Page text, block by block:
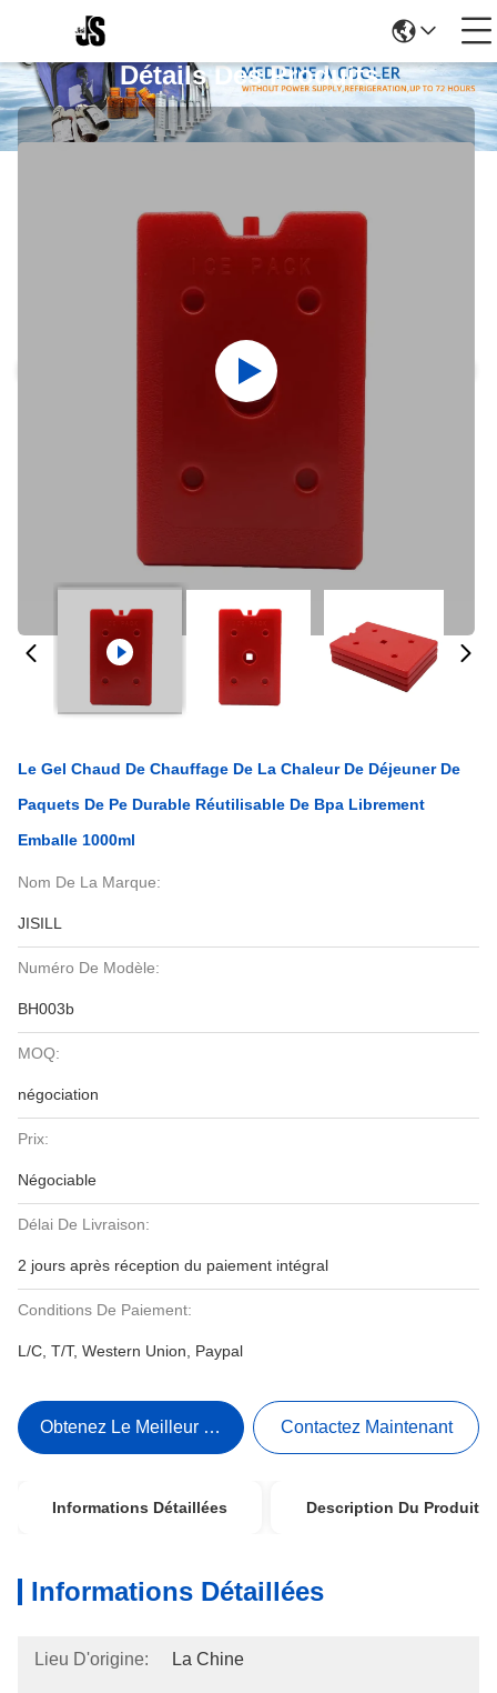
Détails Des Produits
Le Gel Chaud De Chauffage De La Chaleur De Déjeuner De
Paquets De Pe Durable Réutilisable De Bpa Librement
Emballe 1000ml
Nom De La Marque:
JISILL
Numéro De Modèle:
BH003b
MOQ:
négociation
Prix:
Négociable
Délai De Livraison:
2 jours après réception du paiement intégral
Conditions De Paiement:
L/C, T/T, Western Union, Paypal
Obtenez Le Meilleur Prix Contactez Maintenant
Informations Détaillées Description Du Produit
Informations Détaillées
Lieu D'origine: La Chine